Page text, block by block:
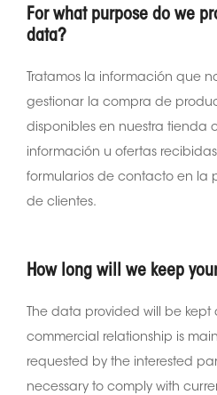
For what purpose do we
data?
Tratamos la información que
gestionar la compra de
disponibles en nuestra tienda
información u ofertas
formularios de contacto en la
de clientes.
How long will we keep
The data provided will be kept
commercial relationship is
requested by the interested
necessary to comply with